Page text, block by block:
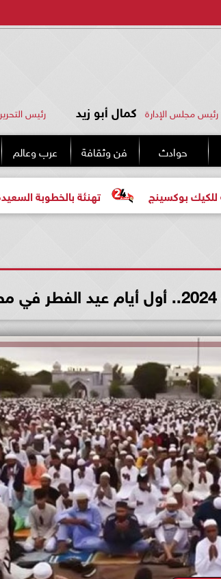
رئيس مجلس الإدارة كمال أبو زيد رئيس التحرير
حوادث فن وثقافة عرب وعالم
تهنئة بالخطوبة السعيدة.. ألف